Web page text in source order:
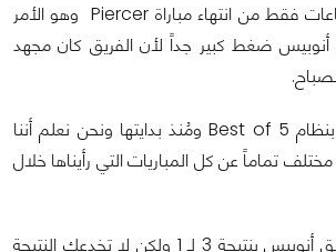
وبالتحديد بعد عدة ساعات فقط من انتهاء مباراة Piercer وهو الأمر
ضغط كبير جداً لأن الفريق كان مجهد
المباراة النهائية كانت بنظام Best of 5 ومُنذ بدايتها ونحن نعلم أننا
تماماً عن كل المباريات التي رأيناها خلال
النهائي انتهى بفوز فريق أنوبيس بنتيجة 3 لـ 1 ولكن لا تخدعك النتيجة